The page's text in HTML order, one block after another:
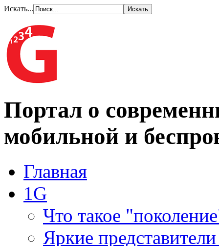
Искать...
Портал о
мобильной и
Главная
1G
Что такое
Яркие